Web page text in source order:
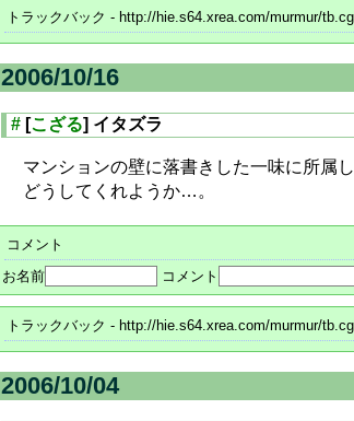
トラックバック - http://hie.s64.xrea.com/murmur/
2006/10/16
# [こざる] イタズラ
マンションの壁に落書きした一味に所属
どうしてくれようか…。
コメント
お名前
コメント
トラックバック - http://hie.s64.xrea.com/murmur/
2006/10/04